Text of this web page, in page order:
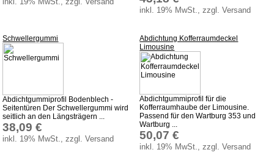
inkl. 19% MwSt., zzgl. Versand
Schwellergummi
Abdichtgummiprofil Bodenblech -
Seitentüren Der Schwellergummi wird
seitlich an den Längsträgern ...
38,09 €
inkl. 19% MwSt., zzgl. Versand
Abdichtung Kofferraumdeckel
Limousine
Abdichtgummiprofil für die
Kofferraumhaube der Limousine.
Passend für den Wartburg 353 und
Wartburg ...
50,07 €
inkl. 19% MwSt., zzgl. Versand